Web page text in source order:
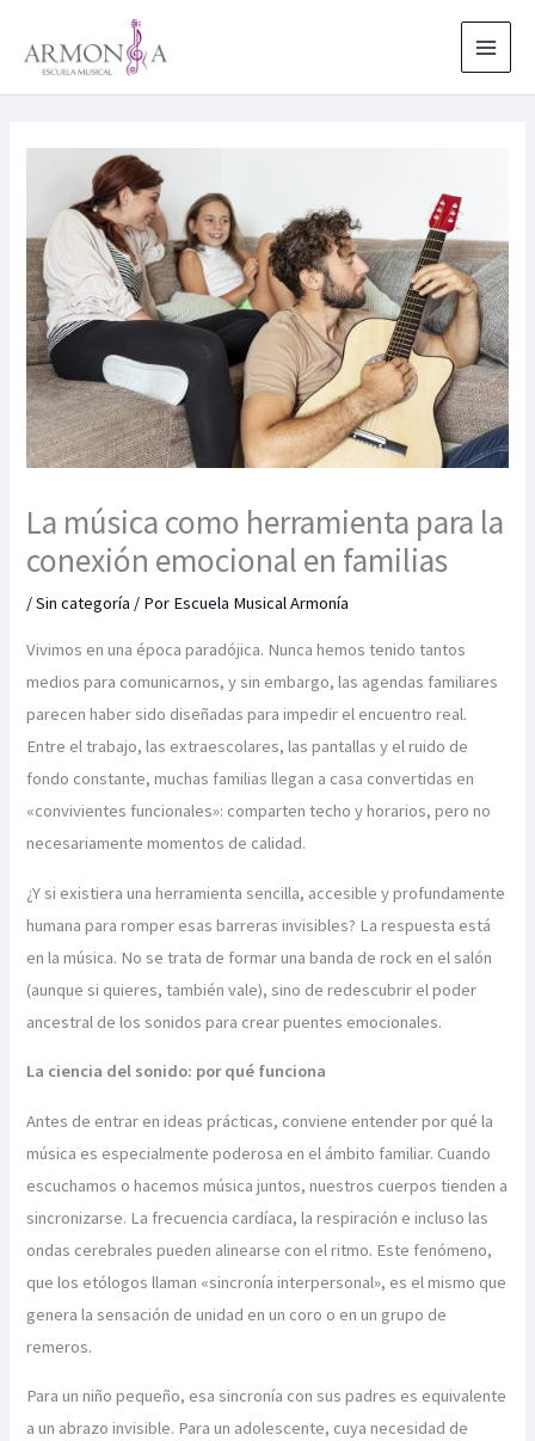
contenido
La música como herramienta para la
conexión emocional en familias
/Sin categoría / Por Escuela Musical Armonía
Vivimos en una época paradójica. Nunca hemos tenido tantos
medios para comunicarnos, y sin embargo, las agendas familiares
parecen haber sido diseñadas para impedir el encuentro real.
Entre el trabajo, las extraescolares, las pantallas y el ruido de
fondo constante, muchas familias llegan a casa convertidas en
«convivientes funcionales»: comparten techo y horarios, pero no
necesariamente momentos de calidad.
¿Y si existiera una herramienta sencilla, accesible y profundamente
humana para romper esas barreras invisibles? La respuesta está
en la música. No se trata de formar una banda de rock en el salón
(aunque si quieres, también vale), sino de redescubrir el poder
ancestral de los sonidos para crear puentes emocionales.
La ciencia del sonido: por qué funciona
Antes de entrar en ideas prácticas, conviene entender por qué la
música es especialmente poderosa en el ámbito familiar. Cuando
escuchamos o hacemos música juntos, nuestros cuerpos tienden a
sincronizarse. La frecuencia cardíaca, la respiración e incluso las
ondas cerebrales pueden alinearse con el ritmo. Este fenómeno,
que los etólogos llaman «sincronía interpersonal», es el mismo que
genera la sensación de unidad en un coro o en un grupo de
remeros.
Para un niño pequeño, esa sincronía con sus padres es equivalente
a un abrazo invisible. Para un adolescente, cuya necesidad de